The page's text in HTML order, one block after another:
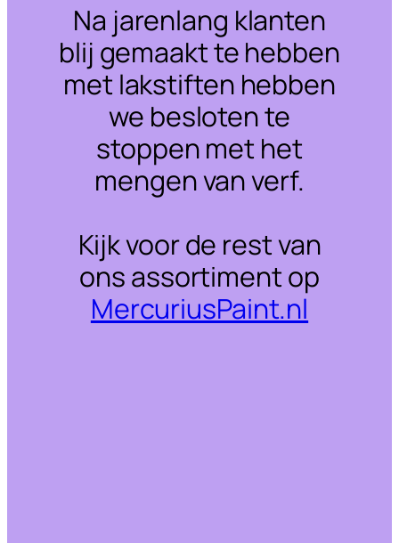
Na jarenlang klanten
blij gemaakt te hebben
met lakstiften hebben
we besloten te
stoppen met het
mengen van verf.
Kijk voor de rest van
ons assortiment op
MercuriusPaint.nl